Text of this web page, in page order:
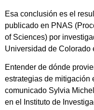
Esa conclusión es el
publicado en PNAS
of Sciences) por
Universidad de Colorado
Entender de dónde
estrategias de mitigación
comunicado Sylvia
en el Instituto de